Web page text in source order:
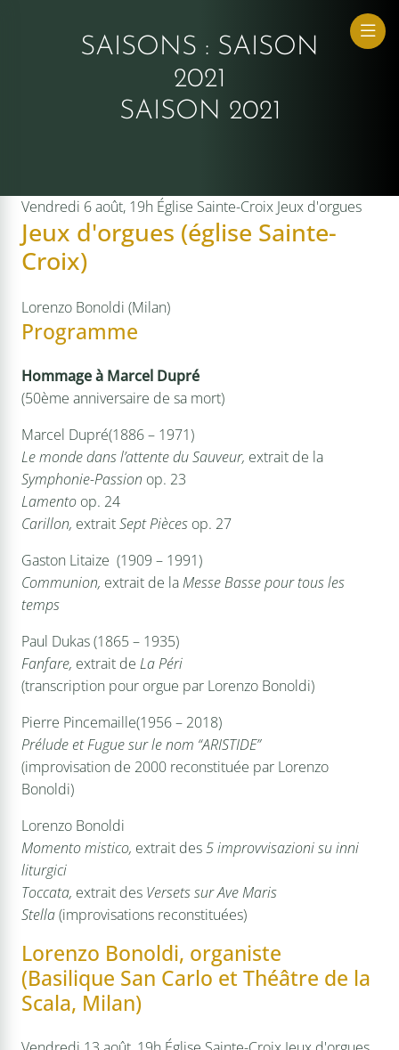
SAISONS : SAISON
2021
SAISON 2021
Vendredi 6 août, 19h Église Sainte-Croix Jeux d'orgues
Jeux d'orgues (église Sainte-
Croix)
Lorenzo Bonoldi (Milan)
Programme
Hommage à Marcel Dupré
(50ème anniversaire de sa mort)
Marcel Dupré(1886 – 1971)
Le monde dans l’attente du Sauveur, extrait de la
Symphonie-Passion op. 23
Lamento op. 24
Carillon, extraitSept Pièces op. 27
Gaston Litaize (1909 – 1991)
Communion, extrait de laMesse Basse pour tous les
temps
Paul Dukas(1865 – 1935)
Fanfare, extrait de La Péri
(transcription pour orgue par Lorenzo Bonoldi)
Pierre Pincemaille(1956 – 2018)
Prélude et Fugue sur le nom “ARISTIDE”
(improvisation de 2000 reconstituée par Lorenzo
Bonoldi)
Lorenzo Bonoldi
Momento mistico, extrait des5 improvvisazioni su inni
liturgici
Toccata, extrait des Versets sur Ave Maris
Stella(improvisations reconstituées)
Lorenzo Bonoldi, organiste
(Basilique San Carlo et Théâtre de la
Scala, Milan)